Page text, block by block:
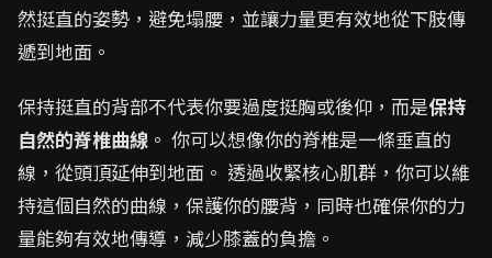
然挺直的姿勢，避免塌腰，並讓力量更有效地從下肢傳
遞到地面。
保持挺直的背部不代表你要過度挺胸或後仰，而是保持
自然的脊椎曲線 。 你可以想像你的脊椎是一條垂直的
線，從頭頂延伸到地面。 透過收緊核心肌群，你可以維
持這個自然的曲線，保護你的腰背，同時也確保你的力
量能夠有效地傳導，減少膝蓋的負擔。